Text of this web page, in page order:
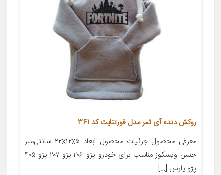
روکش دنده آی تمر مدل فورتنایت کد 361
معرفی محصول جزئیات محصول ابعاد ۲۲x۱۲x۵ سانتی‌متر
جنس ویسکوز مناسب برای خودرو پژو ۲۰۶ پژو ۲۰۷ پژو ۴۰۵
پژو پارس […]